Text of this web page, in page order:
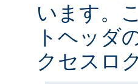
います。
トヘッダ
クセスロ